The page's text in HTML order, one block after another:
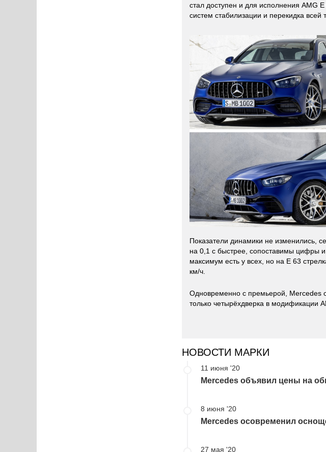
стал доступен и для исполнения AMG
систем стабилизации и перекидка всей
Показатели динамики не изменились,
на 0,1 с быстрее, сопоставимы цифры
максимум есть у всех, но на E 63
км/ч.
Одновременно с премьерой, Mercedes
только четырёхдверка в модификации
НОВОСТИ МАРКИ
11 июня '20
Mercedes объявил цены на
8 июня '20
Mercedes осовременил
27 мая '20